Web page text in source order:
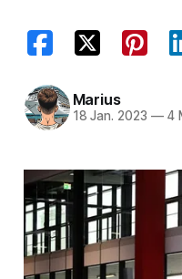
Marius
18 Jan. 2023 —4